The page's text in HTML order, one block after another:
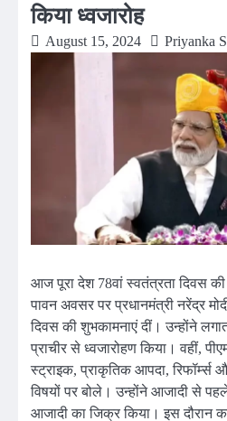
किया ध्वजारोह
August 15, 2024 Priyanka
आज पूरा देश 78वां स्वतंत्रता दिवस
पावन अवसर पर प्रधानमंत्री नरेंद्र
दिवस की शुभकामनाएं दीं। उन्होंने
प्राचीर से ध्वजारोहण किया। वहीं,
स्ट्राइक, प्राकृतिक आपदा, रिफॉर्म्स
विषयों पर बोले। उन्होंने आजादी से
आजादी का जिक्र किया। इस दौरान कई